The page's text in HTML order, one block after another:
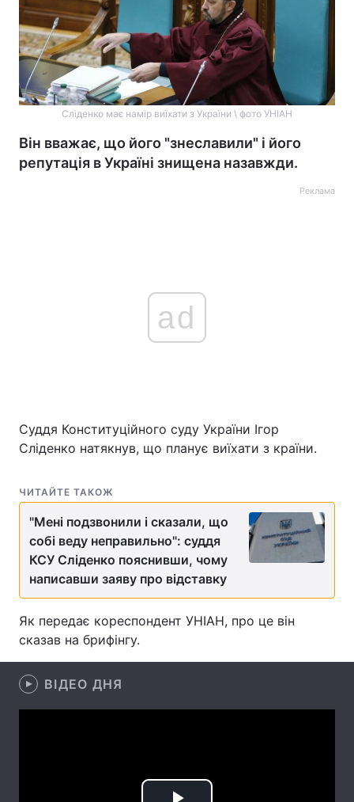
Головна Війна
Україна Політика
Економіка
Спорт Наука
Техно і зв'язок Лайт
Зброя Інциденти
Здоров'я Туризм
Статті
Сліденко має намір виїхати з України \ фото УНІАН
Він вважає, що його "знеславили" і його
репутація в Україні знищена назавжди.
Реклама
ad
Суддя Конституційного суду України Ігор
Сліденко натякнув, що планує виїхати з країни.
ЧИТАЙТЕ ТАКОЖ
"Мені подзвонили і сказали, що
собі веду неправильно": суддя
КСУ Сліденко пояснивши, чому
написавши заяву про відставку
Як передає кореспондент УНІАН, про це він
сказав на брифінгу.
ВІДЕО ДНЯ